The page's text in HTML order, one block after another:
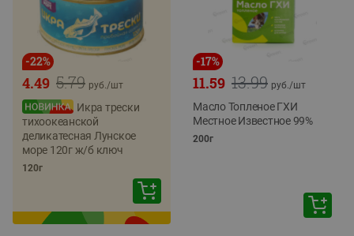
-22%
5.79
4.49 руб./шт
Икра трески
тихоокеанской
деликатесная Лунское
море 120г ж/б ключ
120г
-17%
13.99
11.59 руб./шт
Масло Топленое ГХИ
Местное Известное 99%
200г